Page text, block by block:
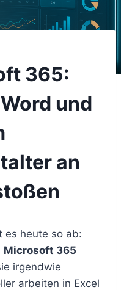
365:
und
an
es heute so ab:
Microsoft 365
irgendwie
arbeiten in Excel